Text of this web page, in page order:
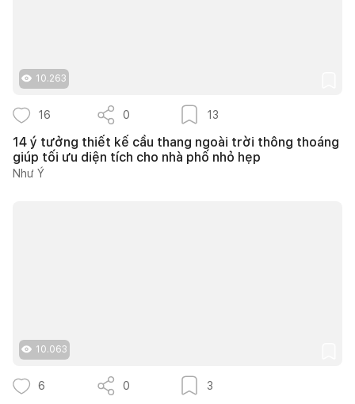
10.263
16 0 13
14 ý tưởng thiết kế cầu thang ngoài trời thông thoáng
giúp tối ưu diện tích cho nhà phố nhỏ hẹp
Như Ý
10.063
6 0 3